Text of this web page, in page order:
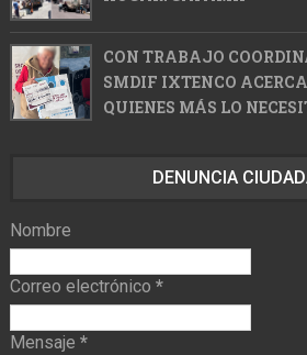
CON TRABAJO
SMDIF IXTENCO
QUIENES MÁS LO
DENUNCIA
Nombre
Correo electrónico *
Mensaje *